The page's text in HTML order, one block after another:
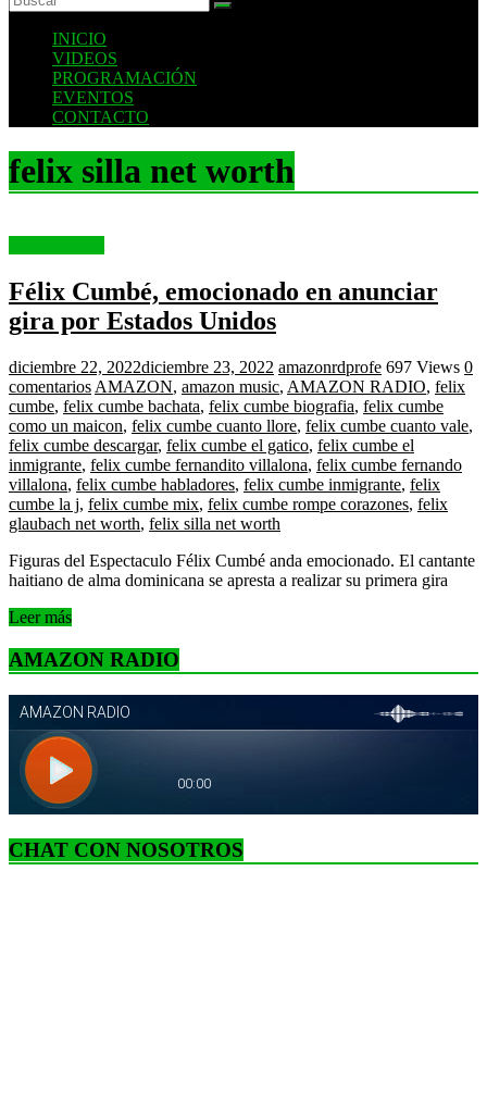
INICIO
VIDEOS
PROGRAMACIÓN
EVENTOS
CONTACTO
felix silla net worth
Félix Cumbé, emocionado en anunciar
gira por Estados Unidos
diciembre 22, 2022diciembre 23, 2022 amazonrdprofe 697 Views 0
comentarios AMAZON, amazon music, AMAZON RADIO, felix
cumbe, felix cumbe bachata, felix cumbe biografia, felix cumbe
como un maicon, felix cumbe cuanto llore, felix cumbe cuanto vale,
felix cumbe descargar, felix cumbe el gatico, felix cumbe el
inmigrante, felix cumbe fernandito villalona, felix cumbe fernando
villalona, felix cumbe habladores, felix cumbe inmigrante, felix
cumbe la j, felix cumbe mix, felix cumbe rompe corazones, felix
glaubach net worth, felix silla net worth
Figuras del Espectaculo Félix Cumbé anda emocionado. El cantante
haitiano de alma dominicana se apresta a realizar su primera gira
Leer más
AMAZON RADIO
CHAT CON NOSOTROS